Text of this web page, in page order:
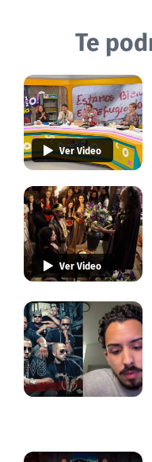
Te
Ver Video
Ver Video